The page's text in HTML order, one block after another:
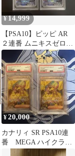
¥14,999
【PSA10】ピッピ AR
２連番 ムニキスゼロ
086/080
¥20,000
カナリィ SR PSA10連
番 MEGA ハイクラス
パック MEGAドリーム